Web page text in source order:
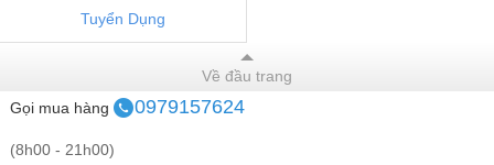
Tuyển Dụng
Về đầu trang
Gọi mua hàng
0979157624
(8h00 - 21h00)